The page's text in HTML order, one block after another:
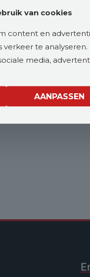
van cookies
content en
verkeer te
media,
AANPASSEN